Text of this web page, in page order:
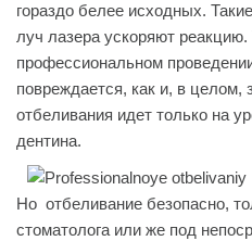
гораздо белее исходных.
луч лазера ускоряют
профессиональном
повреждается, как и, в целом,
отбеливания идет только на
дентина.
Но отбеливание безопасно,
стоматолога или же под